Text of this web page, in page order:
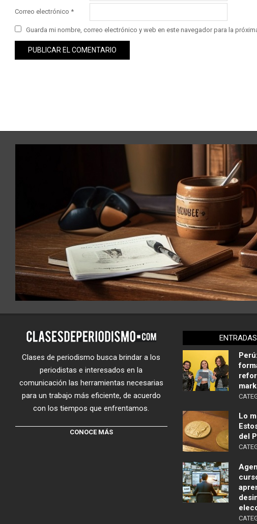
Correo electrónico *
Guarda mi nombre, correo electrónico y web en este navegador para la
Clases de periodismo busca brindar a los
periodistas e interesados en la
comunicación las herramientas necesarias
para un trabajo más eficiente, de acuerdo
con los tiempos que enfrentamos.
CONOCE MÁS
Lo
del